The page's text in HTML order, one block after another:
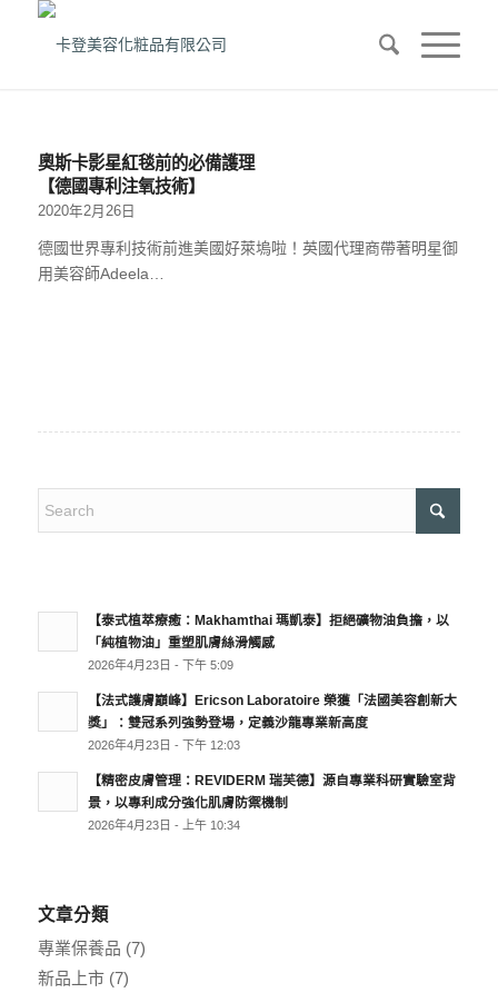
奧斯卡影星紅毯前的必備護理
【德國專利注氧技術】
2020年2月26日
德國世界專利技術前進美國好萊塢啦！英國代理商帶著明星御
用美容師Adeela…
【泰式植萃療癒：Makhamthai 瑪凱泰】拒絕礦物油負擔，以
「純植物油」重塑肌膚絲滑觸感
2026年4月23日 - 下午 5:09
【法式護膚巔峰】Ericson Laboratoire 榮獲「法國美容創新大
獎」：雙冠系列強勢登場，定義沙龍專業新高度
2026年4月23日 - 下午 12:03
【精密皮膚管理：REVIDERM 瑞芙德】源自專業科研實驗室背
景，以專利成分強化肌膚防禦機制
2026年4月23日 - 上午 10:34
文章分類
專業保養品 (7)
新品上市(7)